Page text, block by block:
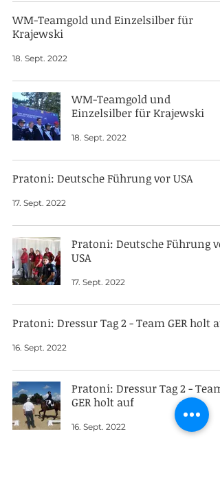
WM-Teamgold und Einzelsilber für
Krajewski
18. Sept. 2022
WM-Teamgold und
Einzelsilber für Krajewski
18. Sept. 2022
Pratoni: Deutsche Führung vor USA
17. Sept. 2022
Pratoni: Deutsche Führung
USA
17. Sept. 2022
Pratoni: Dressur Tag 2 - Team GER holt
16. Sept. 2022
Pratoni: Dressur Tag 2 - Team
GER holt auf
16. Sept. 2022